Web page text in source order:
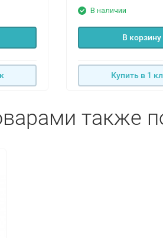
В наличии
В корзину
Купить в 1
также